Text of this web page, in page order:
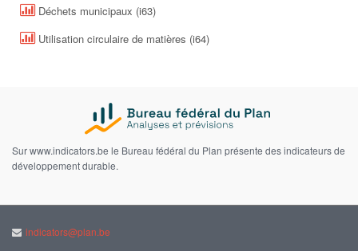
Déchets municipaux (i63)
Utilisation circulaire de matières (i64)
Sur www.indicators.be le Bureau fédéral du Plan présente des indicateurs de
développement durable.
indicators@plan.be